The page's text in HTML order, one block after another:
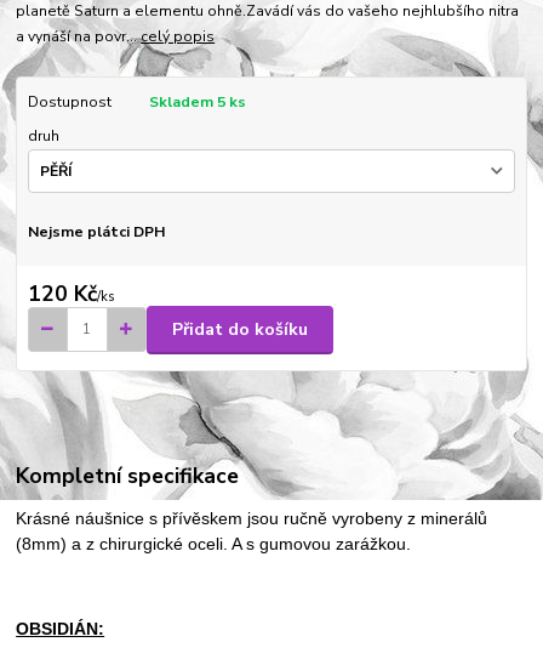
planetě Saturn a elementu ohně.Zavádí vás do vašeho nejhlubšího nitra
a vynáší na povr...celý popis
Dostupnost
Skladem 5 ks
druh
Nejsme plátci DPH
120 Kč/ks
Přidat do košíku
Kompletní specifikace
Krásné náušnice s přívěskem jsou ručně vyrobeny z minerálů
(8mm) a z chirurgické oceli. A s gumovou zarážkou.
OBSIDIÁN: